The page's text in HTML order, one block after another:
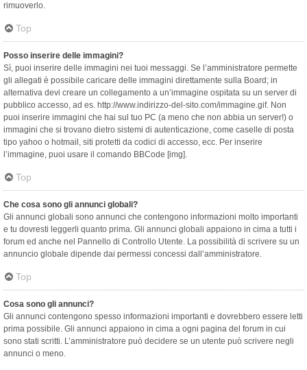
rimuoverlo.
Top
Posso inserire delle immagini?
Sì, puoi inserire delle immagini nei tuoi messaggi. Se l’amministratore permette
gli allegati è possibile caricare delle immagini direttamente sulla Board; in
alternativa devi creare un collegamento a un’immagine ospitata su un server di
pubblico accesso, ad es. http://www.indirizzo-del-sito.com/immagine.gif. Non
puoi inserire immagini che hai sul tuo PC (a meno che non abbia un server!) o
immagini che si trovano dietro sistemi di autenticazione, come caselle di posta
tipo yahoo o hotmail, siti protetti da codici di accesso, ecc. Per inserire
l’immagine, puoi usare il comando BBCode [img].
Top
Che cosa sono gli annunci globali?
Gli annunci globali sono annunci che contengono informazioni molto importanti
e tu dovresti leggerli quanto prima. Gli annunci globali appaiono in cima a tutti i
forum ed anche nel Pannello di Controllo Utente. La possibilità di scrivere su un
annuncio globale dipende dai permessi concessi dall’amministratore.
Top
Cosa sono gli annunci?
Gli annunci contengono spesso informazioni importanti e dovrebbero essere letti
prima possibile. Gli annunci appaiono in cima a ogni pagina del forum in cui
sono stati scritti. L’amministratore può decidere se un utente può scrivere negli
annunci o meno.